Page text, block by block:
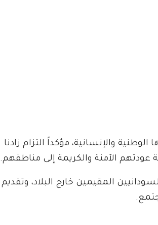
والإنسانية، مؤكداً التزام زادنا
عودتهم الآمنة والكريمة إلى مناطقهم.
المقيمين خارج البلاد، وتقديم